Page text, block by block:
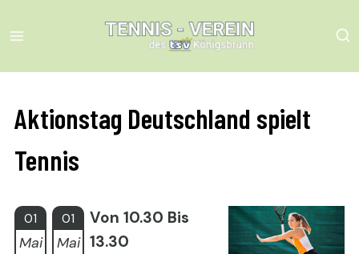
to
Aktionstag Deutschland spielt
Tennis
01
Mai
01
Mai
Von 10.30 Bis
13.30